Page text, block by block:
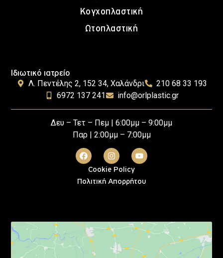
Κογχοπλαστική
Ωτοπλαστική
Ιδιωτικό ιατρείο
Λ. Πεντέλης 2, 152 34, Χαλάνδρι
210 68 33 193
6972 137 241
info@orlplastic.gr
Δευ – Τετ – Πεμ | 6:00μμ – 9:00μμ
Παρ | 2:00μμ – 7:00μμ
Cookie Policy
Πολιτική Απορρήτου